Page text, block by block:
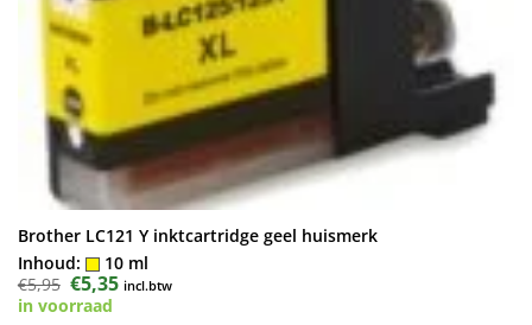
Brother LC121 Y inktcartridge geel huismerk
Inhoud:
10 ml
€5,95 Oorspronkelijke
prijs
was:
€5,35Huidige
prijs
incl.btw
in voorraad